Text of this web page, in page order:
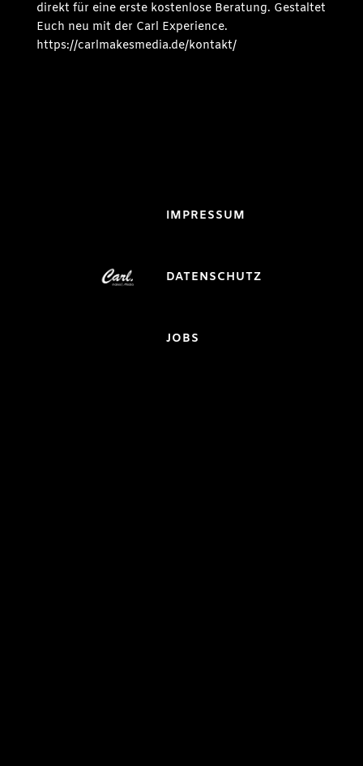
direkt für eine erste kostenlose Beratung. Gestaltet
Euch neu mit der Carl Experience.
https://carlmakesmedia.de/kontakt/
IMPRESSUM
DATENSCHUTZ
JOBS